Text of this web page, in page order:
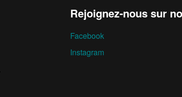
Rejoignez-nous sur
Facebook
Instagram